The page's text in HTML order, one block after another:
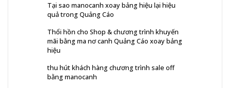
Tại sao manocanh xoay bảng hiệu lại hiệu
quả trong Quảng Cáo
Thổi hồn cho Shop & chương trình khuyến
mãi bằng ma nơ canh Quảng Cáo xoay bảng
hiệu
thu hút khách hàng chương trình sale off
bằng manocanh